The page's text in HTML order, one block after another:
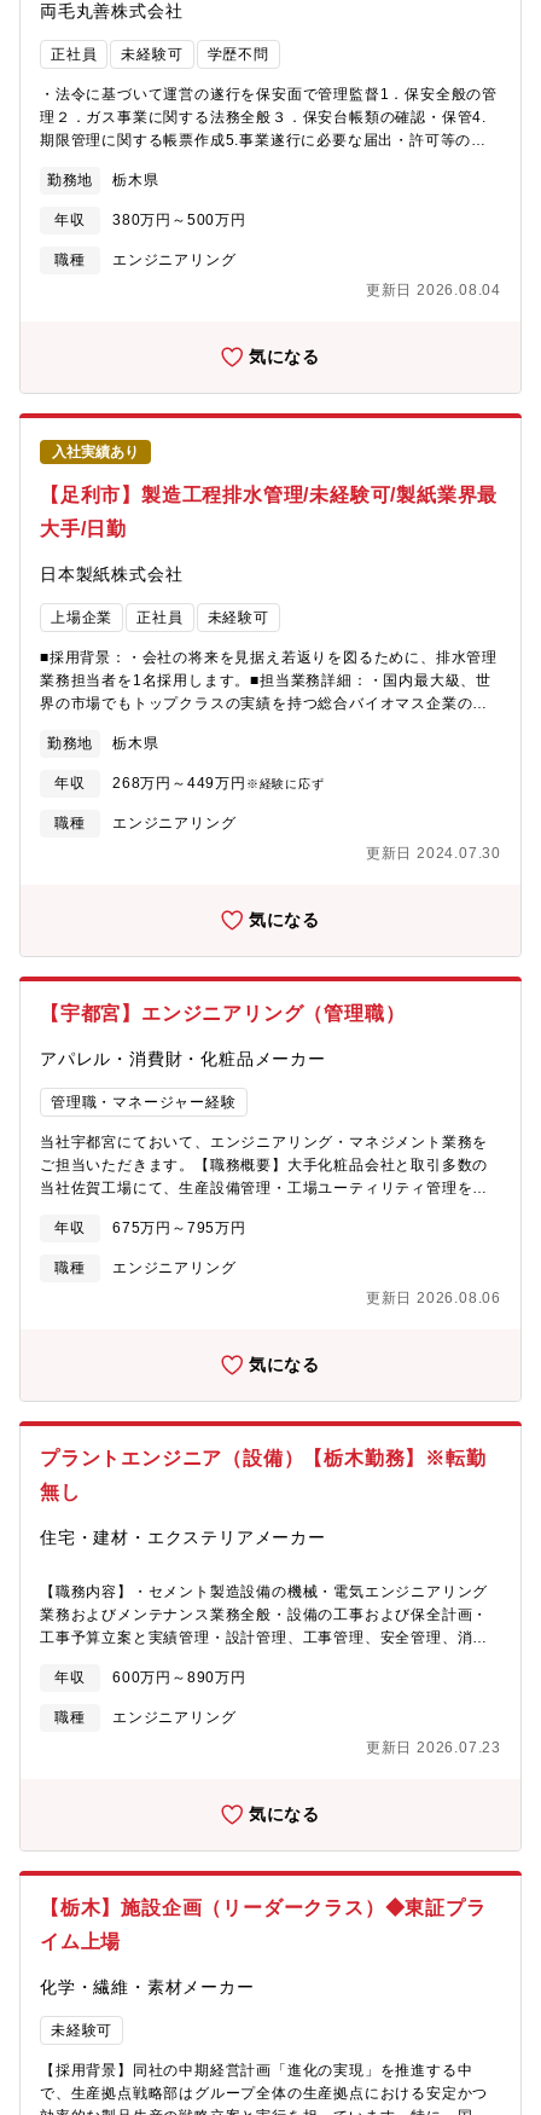
発生する可能性がありますが、基本的には別の部署が夜間のトラ
ブル対応をしているためプラントエンジニア職が対応するのは月
に１回程度です。・転勤当面なし ※総合職のため将来的な転勤
部門、合わせて約50名在籍
両毛丸善株式会社
正社員 未経験可 学歴不問
・法令に基づいて運営の遂行を保安面で管理監督1．保安全般の管
理２．ガス事業に関する法務全般３．保安台帳類の確認・保管4.
期限管理に関する帳票作成5.事業遂行に必要な届出・許可等の申
する業務全般など・電話当番あり（17：30～19：00）■採用背
景：同社は今年で創業７０周年を迎えます。現在創業100年を目指
し、新しい意見や考えを積極的に採用し組織の活性化をはかって
おります。上下の壁をなくし、キャリア・ポジションに関係なく
います。■就業環境：最大の財産である従業員が生き生きと働ける
に力を入れております。週休２日制 日曜（祝日含む）以外の休
日は、希望日に休むことが基本的に可能であり、原則１９時完全
退社をしております。■入社後の流れ：入社後は、OJTをメインに
先輩社員と一緒に従事いただきます。OJT終了後は１人で対応し
て頂きますが、先輩社員に気軽に相談できる環境が整っておりま
す。■特徴・魅力：・同社は地域のインフラを支える企業であり、
地域密着型の業務であるため、やりがいを感じていただける職場
です。・安心して生涯働ける会社であり続けるために、家族手当
や住宅手当も充実しております。・さらに栃木県内、群馬県内以
中途採用の社員が多く、中途採用の社員を受け入れ、自身が活躍
できる職場環境です。◆本社営業所栃木県足利市問屋町1535-12
勤務地 栃木県
年収 380万円～500万円
職種
エンジニアリング
更新日 2026.08.04
気になる
入社実績あり
【足利市】製造工程排水管理/未経験可/製紙業界最
大手/日勤
日本製紙株式会社
上場企業 正社員 未経験可
■採用背景：・会社の将来を見据え若返りを図るために、排水管理
業務担当者を1名採用します。■担当業務詳細：・国内最大級、世
界の市場でもトップクラスの実績を持つ総合バイオマス企業の製
ボール原紙等の板紙製造を行っております。製造工程から出る排
水中の汚濁物質を、微生物処理や物理処理等を行う排水管理を担
当していただきます。■配属部署：・安全環境管理室に配属となり
ます。責任者の室長は50代、総勢8名、年齢構成は30代～60代で
ける最大手である日本製紙グループの一役を担い、産業用紙部門
勤務地 栃木県
年収 268万円～449万円 ※経験に応ず
職種
エンジニアリング
更新日 2024.07.30
気になる
【宇都宮】エンジニアリング（管理職）
アパレル・消費財・化粧品メーカー
管理職・マネージャー経験
当社宇都宮にておいて、エンジニアリング・マネジメント業務を
ご担当いただきます。【職務概要】大手化粧品会社と取引多数の
当社佐賀工場にて、生産設備管理・工場ユーティリティ管理をお
験を積むことが可能です。高品質な製品をお客様にお届けするた
めの設備投資など、常にアップグレードを実施しています。さら
に内製化も進めており、設備設計・導入など上流工程にも挑戦す
ることが可能です。【具体的には）】当社の佐賀工場において、
機器の選定・設置・試運転などの実施■工場内設備全般の保全・運
バーマネジメント※取り扱う設備：真空乳化窯、充填機、移動式
年収 675万円～795万円
職種
エンジニアリング
更新日 2026.08.06
気になる
プラントエンジニア（設備）【栃木勤務】※転勤
無し
住宅・建材・エクステリアメーカー
【職務内容】・セメント製造設備の機械・電気エンジニアリング
業務およびメンテナンス業務全般・設備の工事および保全計画・
工事予算立案と実績管理・設計管理、工事管理、安全管理、消防
化のため【組織構成】栃木工場工務課15名（機械7、電気7、事務
1）【働き方】・残業10～30時間／月 (ノー残業デーあり)・フレ
ックス制度活用可能・出張ほぼなし【同社の強み】 セメントの3
大大手企業の1社ですが、その中で培った粒子合成技術を活かし
に多角的に事業を行っており、特に半導体関連は業績も好調で
年収 600万円～890万円
職種
エンジニアリング
更新日 2026.07.23
気になる
【栃木】施設企画（リーダークラス）◆東証プラ
イム上場
化学・繊維・素材メーカー
未経験可
【採用背景】同社の中期経営計画「進化の実現」を推進する中
で、生産拠点戦略部はグループ全体の生産拠点における安定かつ